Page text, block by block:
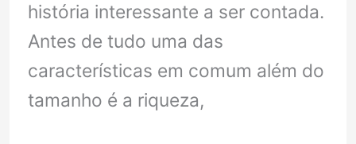
história interessante a ser contada.
Antes de tudo uma das
características em comum além do
tamanho é a riqueza,